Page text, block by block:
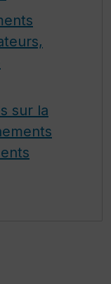
sur la